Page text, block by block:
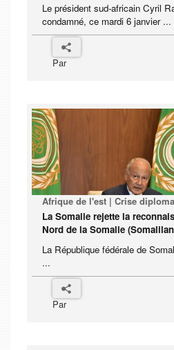
Le président sud-africain Cyril
condamné, ce mardi 6 janvier ...
Par
Afrique de l'est | Crise
La Somalie rejette la
Nord de la Somalie
La République fédérale de
...
Par